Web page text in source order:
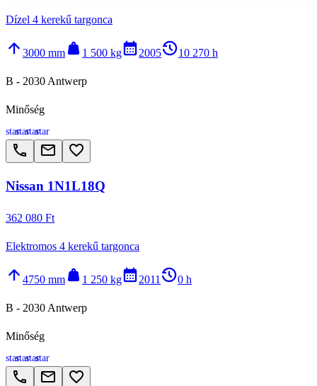
Dízel 4 kerekű targonca
arrow_upward 3000 mm weight 1 500 kgcalendar_month2005history_210 270 h
B - 2030 Antwerp
Minőség
starstarstarstar
call email favorite_border
Nissan 1N1L18Q
362 080 Ft
Elektromos 4 kerekű targonca
arrow_upward 4750 mm weight 1 250 kgcalendar_month2011 history_20 h
B - 2030 Antwerp
Minőség
starstarstarstar
call email favorite_border